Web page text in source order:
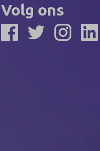
Volg ons